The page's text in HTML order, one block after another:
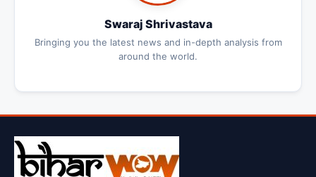
Swaraj Shrivastava
Bringing you the latest news and in-depth analysis from
around the world.